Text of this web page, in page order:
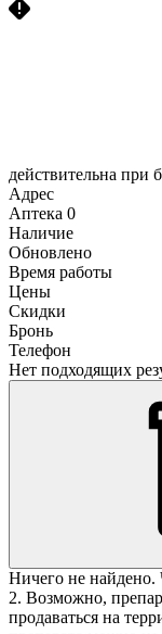
действительна при
Адрес
Аптека 0
Наличие
Обновлено
Время работы
Цены
Скидки
Бронь
Телефон
Нет подходящих
Ничего не найдено.
2. Возможно,
продаваться на